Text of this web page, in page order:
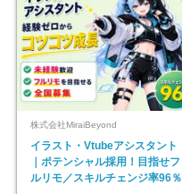
株式会社MiraiBeyond
イラスト・Vtubeアシスタント
｜ポテンシャル採用！目指せフ
ルリモ／スキルチェンジ率96％